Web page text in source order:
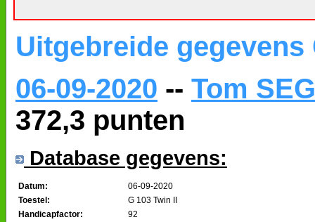
Uitgebreide
06-09-2020 -- Tom
372,3 punten
Database gegevens:
Datum:
06-09-2020
Toestel:
G 103 Twin II
Handicapfactor:
92